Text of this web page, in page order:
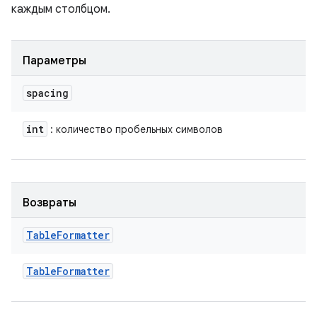
каждым столбцом.
Параметры
spacing
int : количество пробельных символов
Возвраты
TableFormatter
TableFormatter